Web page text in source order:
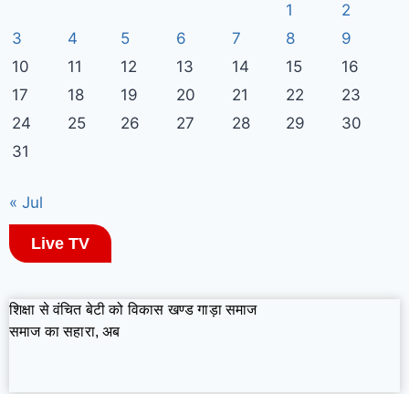
1
2
3
4 5 6 7 8
9
10
11 12 13 14 15
16
17
18 19 20 21 22
23
24
25 26 27 28 29
30
31
« Jul
Live TV
शिक्षा से वंचित बेटी को विकास खण्ड गाड़ा समाज
समाज का सहारा, अब